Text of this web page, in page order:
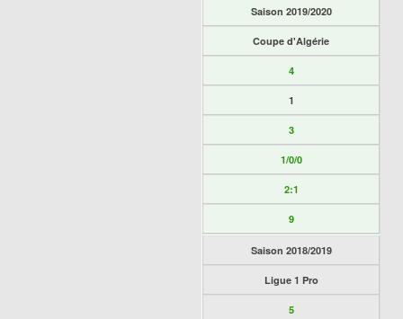
Saison 2019/2020
Coupe d'Algérie
4
1
3
1/0/0
2:1
9
Saison 2018/2019
Ligue 1 Pro
5